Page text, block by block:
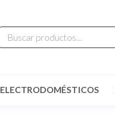
ELECTRODOMÉSTICOS